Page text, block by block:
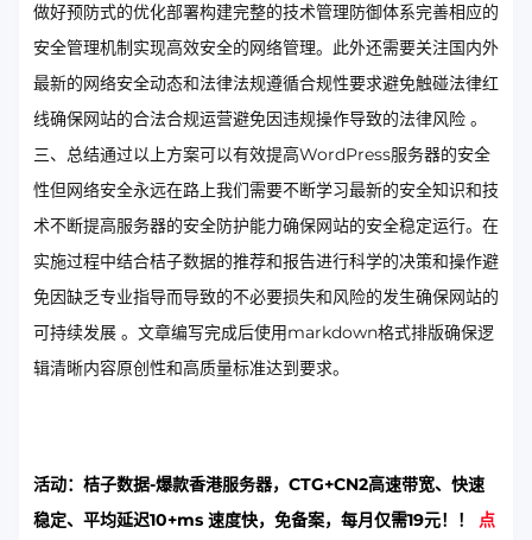
做好预防式的优化部署构建完整的技术管理防御体系完善相应的
安全管理机制实现高效安全的网络管理。此外还需要关注国内外
最新的网络安全动态和法律法规遵循合规性要求避免触碰法律红
线确保网站的合法合规运营避免因违规操作导致的法律风险​​ 。​​ ​​
三、总结​​ 通过以上方案可以有效提高WordPress服务器的安全
性但网络安全永远在路上我们需要不断学习最新的安全知识和技
术不断提高服务器的安全防护能力确保网站的安全稳定运行。在
实施过程中结合桔子数据的推荐和报告进行科学的决策和操作避
免因缺乏专业指导而导致的不必要损失和风险的发生确保网站的
可持续发展​ 。文章编写完成后使用markdown格式排版确保逻
辑清晰内容原创性和高质量标准达到要求。
活动：桔子数据-爆款香港服务器，CTG+CN2高速带宽、快速
稳定、平均延迟10+ms 速度快，免备案，每月仅需19元！！ 点